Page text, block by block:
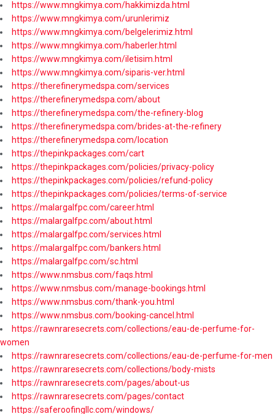
https://www.mngkimya.com/hakkimizda.html
https://www.mngkimya.com/urunlerimiz
https://www.mngkimya.com/belgelerimiz.html
https://www.mngkimya.com/haberler.html
https://www.mngkimya.com/iletisim.html
https://www.mngkimya.com/siparis-ver.html
https://therefinerymedspa.com/services
https://therefinerymedspa.com/about
https://therefinerymedspa.com/the-refinery-blog
https://therefinerymedspa.com/brides-at-the-refinery
https://therefinerymedspa.com/location
https://thepinkpackages.com/cart
https://thepinkpackages.com/policies/privacy-policy
https://thepinkpackages.com/policies/refund-policy
https://thepinkpackages.com/policies/terms-of-service
https://malargalfpc.com/career.html
https://malargalfpc.com/about.html
https://malargalfpc.com/services.html
https://malargalfpc.com/bankers.html
https://malargalfpc.com/sc.html
https://www.nmsbus.com/faqs.html
https://www.nmsbus.com/manage-bookings.html
https://www.nmsbus.com/thank-you.html
https://www.nmsbus.com/booking-cancel.html
https://rawnraresecrets.com/collections/eau-de-perfume-for-
women
https://rawnraresecrets.com/collections/eau-de-perfume-for-men
https://rawnraresecrets.com/collections/body-mists
https://rawnraresecrets.com/pages/about-us
https://rawnraresecrets.com/pages/contact
https://saferoofingllc.com/windows/